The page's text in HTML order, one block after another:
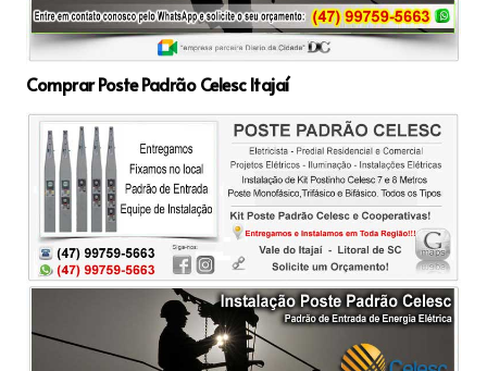
Comprar Poste Padrão Celesc Itajaí